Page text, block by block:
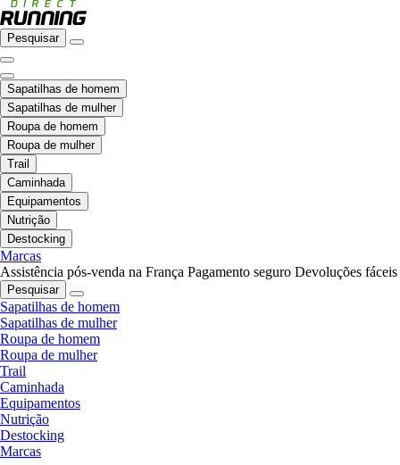
Pesquisar
Sapatilhas de homem
Sapatilhas de mulher
Roupa de homem
Roupa de mulher
Trail
Caminhada
Equipamentos
Nutrição
Destocking
Marcas
Assistência pós-venda na França Pagamento seguro Devoluções fáceis
Pesquisar
Sapatilhas de homem
Sapatilhas de mulher
Roupa de homem
Roupa de mulher
Trail
Caminhada
Equipamentos
Nutrição
Destocking
Marcas